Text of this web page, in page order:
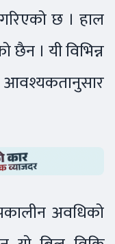
छ । हाल
छैन । यी विभिन्न
अवधिको